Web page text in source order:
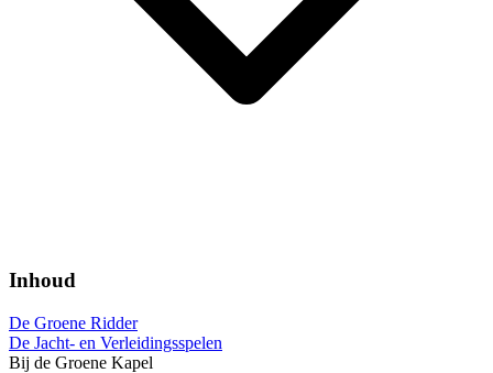
Inhoud
De Groene Ridder
De Jacht- en Verleidingsspelen
Bij de Groene Kapel